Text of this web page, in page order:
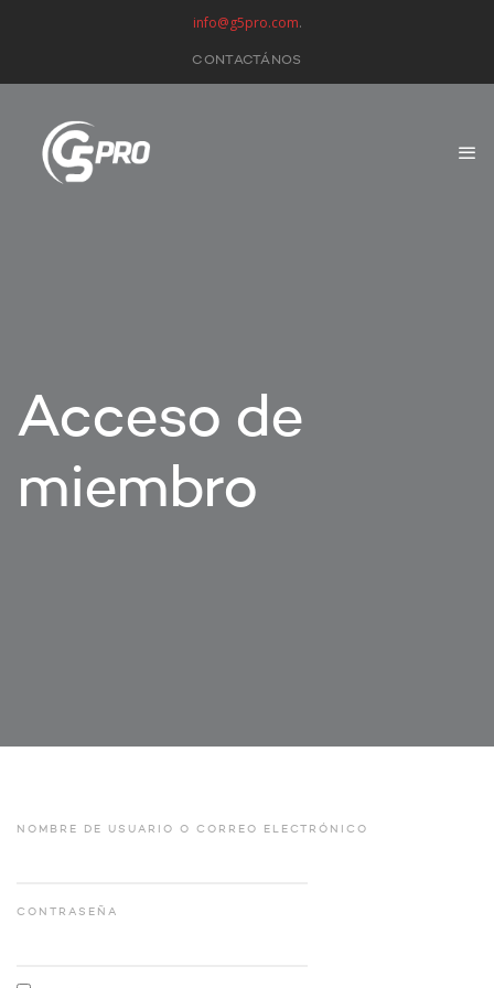
info@g5pro.com.
CONTACTÁNOS
Acceso de
miembro
NOMBRE DE USUARIO O CORREO ELECTRÓNICO
CONTRASEÑA